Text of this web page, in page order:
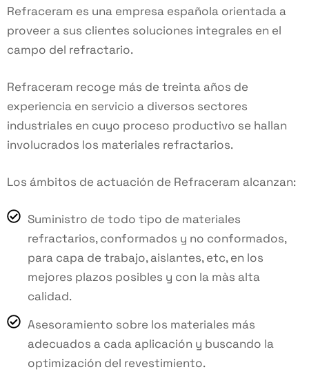
Refraceram es una empresa española orientada a
proveer a sus clientes soluciones integrales en el
campo del refractario.
Refraceram recoge más de treinta años de
experiencia en servicio a diversos sectores
industriales en cuyo proceso productivo se hallan
involucrados los materiales refractarios.
Los ámbitos de actuación de Refraceram alcanzan:
Suministro de todo tipo de materiales
refractarios, conformados y no conformados,
para capa de trabajo, aislantes, etc, en los
mejores plazos posibles y con la màs alta
calidad.
Asesoramiento sobre los materiales más
adecuados a cada aplicación y buscando la
optimización del revestimiento.